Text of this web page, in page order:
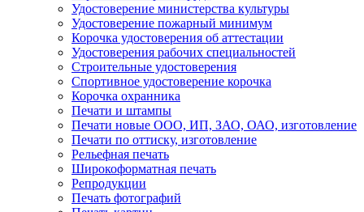
Удостоверение министерства культуры
Удостоверение пожарный минимум
Корочка удостоверения об аттестации
Удостоверения рабочих специальностей
Строительные удостоверения
Спортивное удостоверение корочка
Корочка охранника
Печати и штампы
Печати новые ООО, ИП, ЗАО, ОАО, изготовление
Печати по оттиску, изготовление
Рельефная печать
Широкоформатная печать
Репродукции
Печать фотографий